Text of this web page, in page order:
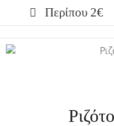
Περίπου 2€